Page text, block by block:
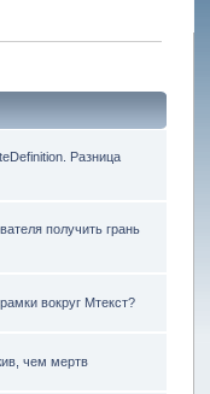
Разница
получить грань
вокруг Мтекст?
чем мертв